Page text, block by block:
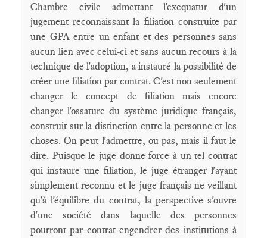
Chambre civile admettant l'exequatur d'un
jugement reconnaissant la filiation construite par
une GPA entre un enfant et des personnes sans
aucun lien avec celui-ci et sans aucun recours à la
technique de l'adoption, a instauré la possibilité de
créer une filiation par contrat. C'est non seulement
changer le concept de filiation mais encore
changer l'ossature du système juridique français,
construit sur la distinction entre la personne et les
choses. On peut l'admettre, ou pas, mais il faut le
dire. Puisque le juge donne force à un tel contrat
qui instaure une filiation, le juge étranger l'ayant
simplement reconnu et le juge français ne veillant
qu'à l'équilibre du contrat, la perspective s'ouvre
d'une société dans laquelle des personnes
pourront par contrat engendrer des institutions à